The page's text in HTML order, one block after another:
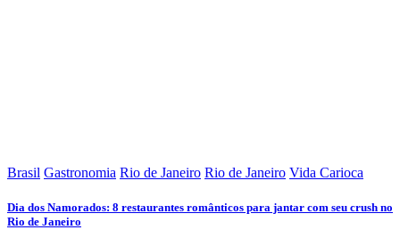
Brasil Gastronomia Rio de Janeiro Rio de Janeiro Vida Carioca
Dia dos Namorados: 8 restaurantes românticos para jantar com seu crush no
Rio de Janeiro